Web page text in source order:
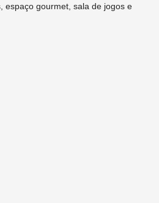
espaço gourmet, sala de jogos e